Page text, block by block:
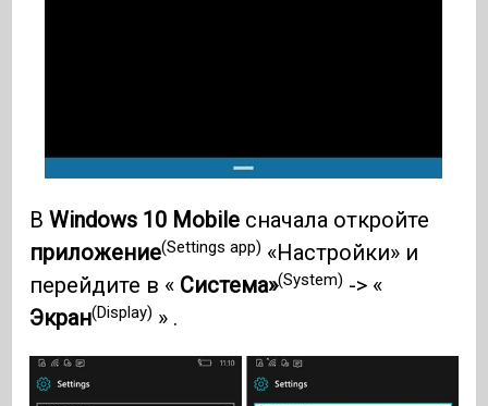
ВWindows 10 Mobile сначала откройте
приложение(Settings app) «Настройки» и
перейдите в « Система»(System) -> «
Экран(Display) » .